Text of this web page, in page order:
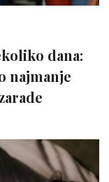
dana:
najmanje